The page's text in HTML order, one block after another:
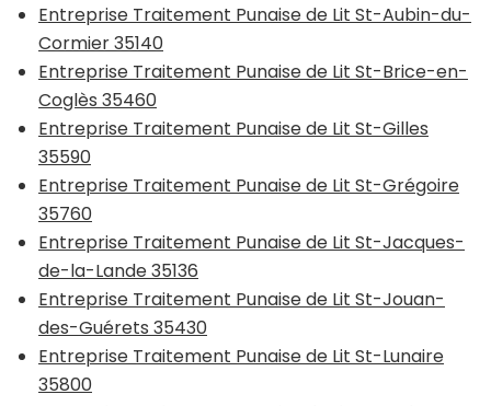
Entreprise Traitement Punaise de Lit St-Aubin-du-
Cormier 35140
Entreprise Traitement Punaise de Lit St-Brice-en-
Coglès 35460
Entreprise Traitement Punaise de Lit St-Gilles
35590
Entreprise Traitement Punaise de Lit St-Grégoire
35760
Entreprise Traitement Punaise de Lit St-Jacques-
de-la-Lande 35136
Entreprise Traitement Punaise de Lit St-Jouan-
des-Guérets 35430
Entreprise Traitement Punaise de Lit St-Lunaire
35800